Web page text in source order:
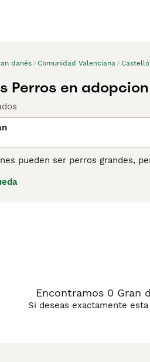
danés Comunidad Valenciana
Perros en adopcion
pueden ser perros grandes,
tener afinidad con los niños
Encontramos 0 Gran
Si deseas exactamente